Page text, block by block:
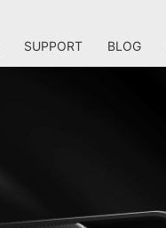
SUPPORT BLOG